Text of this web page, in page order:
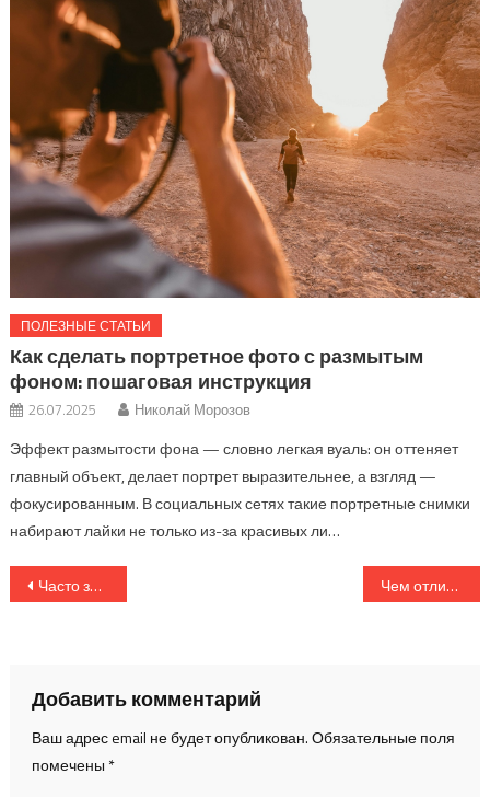
ПОЛЕЗНЫЕ СТАТЬИ
Как сделать портретное фото с размытым
фоном: пошаговая инструкция
26.07.2025 Николай Морозов
Эффект размытости фона — словно легкая вуаль: он оттеняет
главный объект, делает портрет выразительнее, а взгляд —
фокусированным. В социальных сетях такие портретные снимки
набирают лайки не только из-за красивых ли…
Навигация
Часто задаваемые вопросы о ночной съемке и их подробные ответы Чем отличается смартфон-камера от цифровой камеры: плюсы и минусы
Добавить комментарий
Ваш адрес email не будет опубликован.Обязательные поля
помечены *